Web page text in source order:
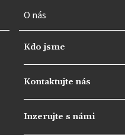
O nás
Kdo jsme
Kontaktujte nás
Inzerujte s námi